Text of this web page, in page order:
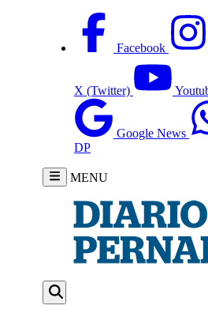
Facebook
X (Twitter)
Google News
DP
MENU